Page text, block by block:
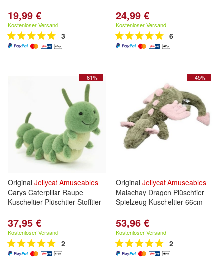
19,99 €
Kostenloser Versand
3
24,99 €
Kostenloser Versand
6
- 61%
Original Jellycat Amuseables
Carys Caterpillar Raupe
Kuscheltier Plüschtier Stofftier
37,95 €
Kostenloser Versand
2
- 45%
Original Jellycat Amuseables
Malachay Dragon Plüschtier
Spielzeug Kuscheltier 66cm
53,96 €
Kostenloser Versand
2